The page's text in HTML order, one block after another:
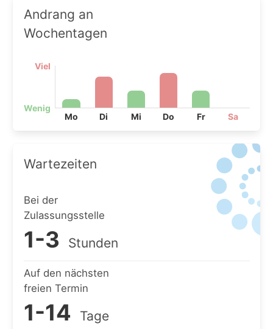
Andrang an
Wochentagen
Viel
Wenig
Mo
Di Mi Do Fr Sa
Wartezeiten
Bei der
Zulassungsstelle
1-3 Stunden
Auf den nächsten
freien Termin
1-14 Tage